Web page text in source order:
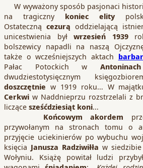
W wyważony sposób pasjonaci
na tragiczny koniec elity
Ostateczną cezurą oddzielającą
unicestwienia byłwrzesień 1939
bolszewicy napadli na naszą
także o wcześniejszych aktach
Pałac Potockich w
dwudziestotysięcznym
doszczętnie w 1919 roku… W
Cerkwi w Naddnieprzu rozstrzelali z
liczące sześćdziesiąt koni…
Końcowym akordem
przywołanym na stronach tomu o
przyjęcie uciekinierów po wybuchu
księcia Janusza Radziwiłła w
Wołyniu. Książę powitał ludzi